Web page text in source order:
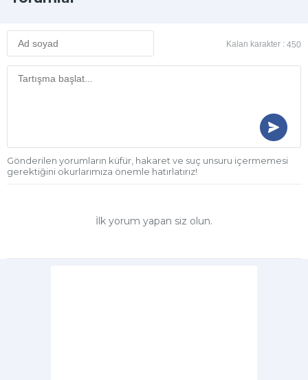
Kalan karakter : 450
Gönderilen yorumların küfür, hakaret ve suç unsuru içermemesi
gerektiğini okurlarımıza önemle hatırlatırız!
İlk yorum yapan siz olun.